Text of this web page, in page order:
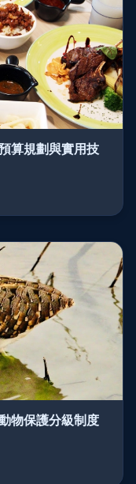
算規劃與實用技
物保護分級制度